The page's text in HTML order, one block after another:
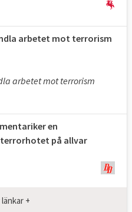
arbetet mot terrorism
arbetet mot terrorism
en
på allvar
+